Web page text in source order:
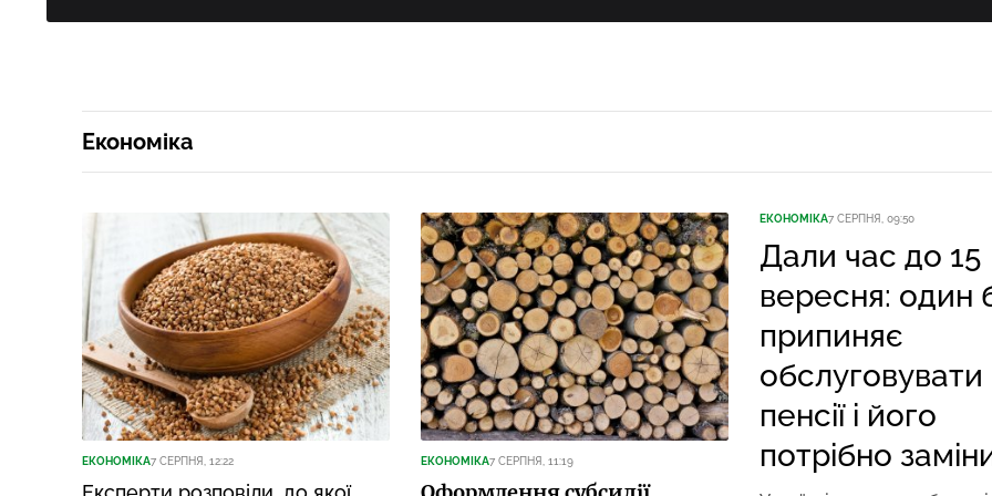
Економіка
ЕКОНОМІКА7 СЕРПНЯ, 12:22 ЕКОНОМІКА7 СЕРПНЯ, 11:19
ЕКОНОМІКА7 СЕРПНЯ, 09:50
Дали час до 15
вересня: один
припиняє
обслуговувати
пенсії і його
потрібно